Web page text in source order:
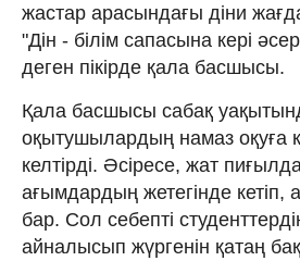
жастар арасындағы діни
"Дін - білім сапасына кері
деген пікірде қала басшысы.
Қала басшысы сабақ
оқытушылардың намаз оқуға
келтірді. Әсіресе, жат
ағымдардың жетегінде кетіп,
бар. Сол себепті
айналысып жүргенін қатаң